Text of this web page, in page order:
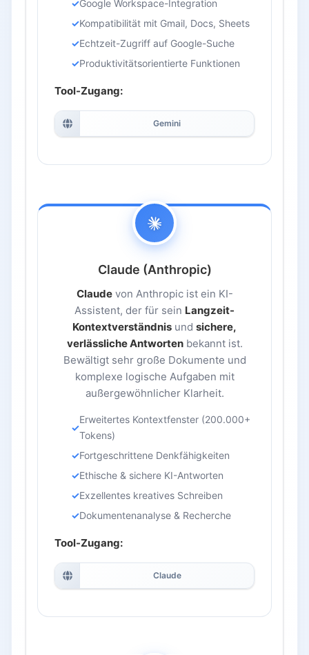
Google Workspace-Integration
Kompatibilität mit Gmail, Docs, Sheets
Echtzeit-Zugriff auf Google-Suche
Produktivitätsorientierte Funktionen
Tool-Zugang:
Gemini
Claude (Anthropic)
Claudevon Anthropic ist ein KI-
Assistent, der für sein Langzeit-
Kontextverständnis und sichere,
verlässliche Antwortenbekannt ist.
Bewältigt sehr große Dokumente und
komplexe logische Aufgaben mit
außergewöhnlicher Klarheit.
Erweitertes Kontextfenster (200.000+
Tokens)
Fortgeschrittene Denkfähigkeiten
Ethische & sichere KI-Antworten
Exzellentes kreatives Schreiben
Dokumentenanalyse & Recherche
Tool-Zugang:
Claude